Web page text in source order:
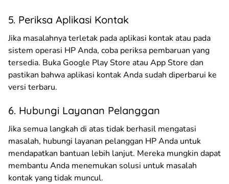
5. Periksa Aplikasi Kontak
Jika masalahnya terletak pada aplikasi kontak atau pada
sistem operasi HP Anda, coba periksa pembaruan yang
tersedia. Buka Google Play Store atau App Store dan
pastikan bahwa aplikasi kontak Anda sudah diperbarui ke
versi terbaru.
6. Hubungi Layanan Pelanggan
Jika semua langkah di atas tidak berhasil mengatasi
masalah, hubungi layanan pelanggan HP Anda untuk
mendapatkan bantuan lebih lanjut. Mereka mungkin dapat
membantu Anda menemukan solusi untuk masalah
kontak yang tidak muncul.